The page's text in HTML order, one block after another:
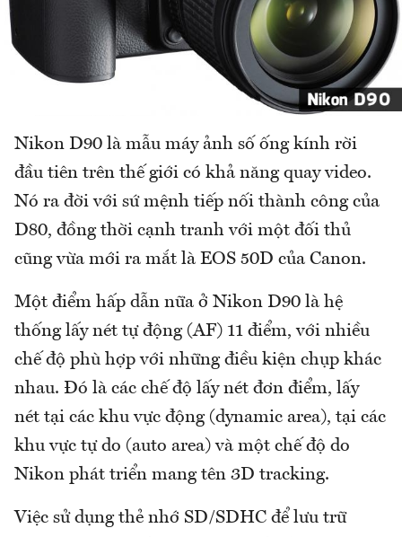
Nikon D90 là mẫu máy ảnh số ống kính rời
đầu tiên trên thế giới có khả năng quay video.
Nó ra đời với sứ mệnh tiếp nối thành công của
D80, đồng thời cạnh tranh với một đối thủ
cũng vừa mới ra mắt là EOS 50D của Canon.
Một điểm hấp dẫn nữa ở Nikon D90 là hệ
thống lấy nét tự động (AF) 11 điểm, với nhiều
chế độ phù hợp với những điều kiện chụp khác
nhau. Đó là các chế độ lấy nét đơn điểm, lấy
nét tại các khu vực động (dynamic area), tại các
khu vực tự do (auto area) và một chế độ do
Nikon phát triển mang tên 3D tracking.
Việc sử dụng thẻ nhớ SD/SDHC để lưu trữ